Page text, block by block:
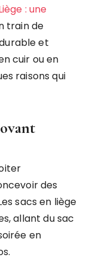
: une
train de
et
cuir ou en
raisons qui
des
sacs en liège
allant du sac
en